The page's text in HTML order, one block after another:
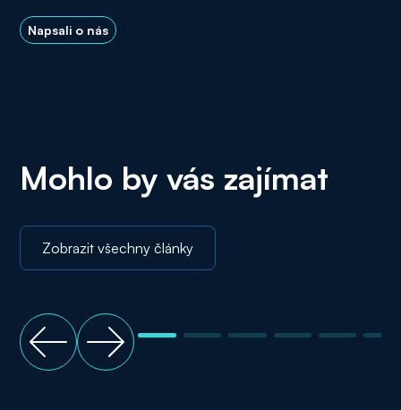
Napsali o nás
Mohlo by vás zajímat
Zobrazit všechny články